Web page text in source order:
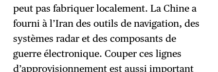
peut pas fabriquer localement. La Chine a
fourni à l’Iran des outils de navigation, des
systèmes radar et des composants de
guerre électronique. Couper ces lignes
d’approvisionnement est aussi important